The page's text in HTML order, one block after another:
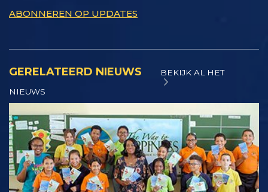
ABONNEREN OP UPDATES
GERELATEERD NIEUWS
BEKIJK AL HET
NIEUWS